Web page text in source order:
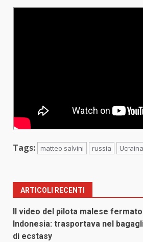
Tags: matteo salvini russia Ucraina
ARTICOLI RECENTI
Il video del pilota malese
Indonesia: trasportava nel
di ecstasy